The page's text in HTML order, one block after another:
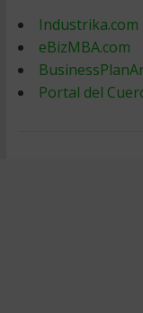
Industrika.com
eBizMBA.com
Portal del